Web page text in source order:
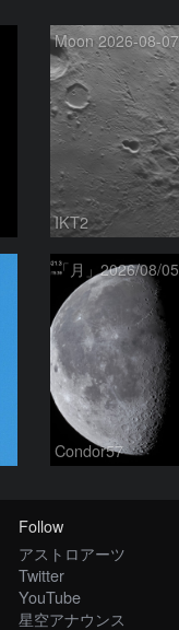
Moon 2026-08-07
IKT2
「月」2026/08/05
Condor57
Follow
アストロアーツ
Twitter
YouTube
星空アナウンス